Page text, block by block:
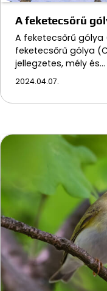
A feketecsőrű
A feketecsőrű
feketecsőrű gólya
jellegzetes, mély és…
2024.04.07.